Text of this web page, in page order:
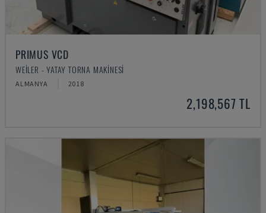
PRIMUS VCD
WEILER - YATAY TORNA MAKINESI
ALMANYA 2018
2,198,567 TL